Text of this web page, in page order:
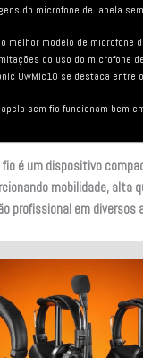
do microfone de lapela
melhor modelo de microfone
do uso do microfone
UwMic10 se destaca entre
sem fio funcionam bem
fio é um dispositivo
mobilidade, alta
profissional em diversos